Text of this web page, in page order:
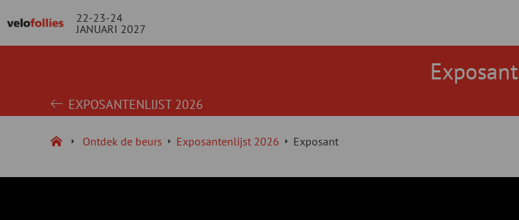
22-23-24
JANUARI 2027
Exposant
EXPOSANTENLIJST 2026
Ontdek de beurs Exposantenlijst 2026 Exposant